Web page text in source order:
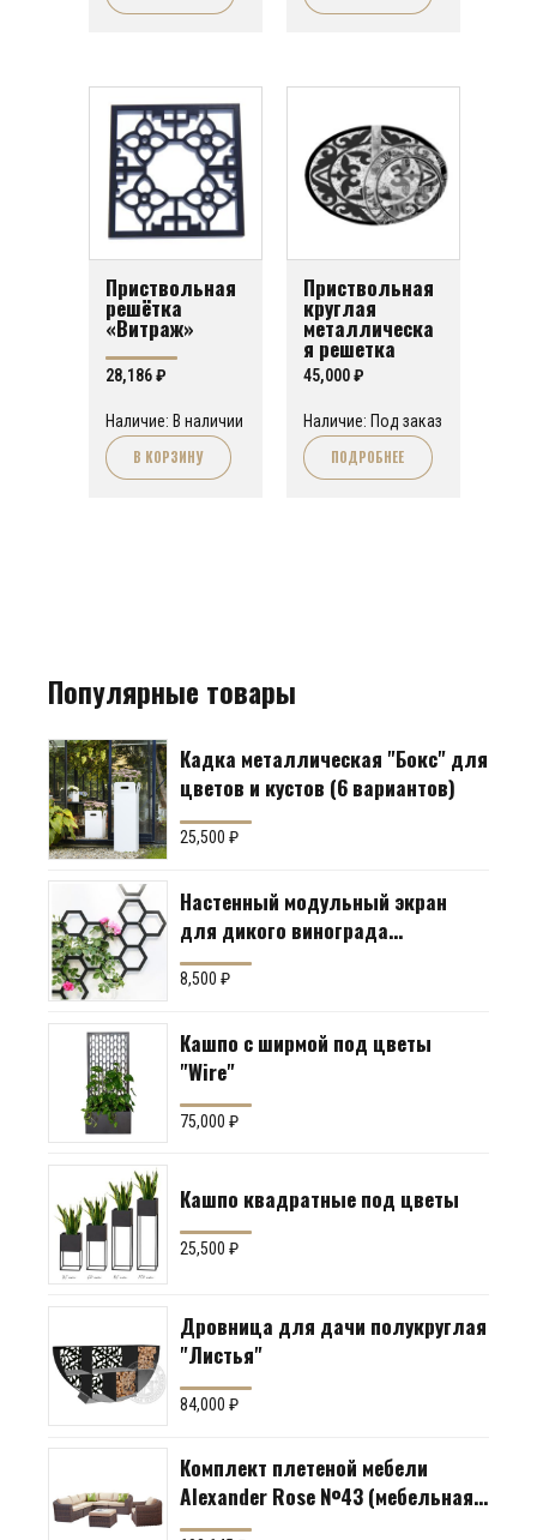
Приствольная
решётка
«Витраж»
28,186₽
Наличие: В наличии
В КОРЗИНУ
Приствольная
круглая
металлическа
я решетка
“Орнамент 8”
45,000₽
Наличие: Под заказ
ПОДРОБНЕЕ
Популярные товары
Кадка металлическая "Бокс" для
цветов и кустов (6 вариантов)
25,500₽
Настенный модульный экран
для дикого винограда
"Коллекция Соты"
8,500₽
Кашпо с ширмой под цветы
"Wire"
75,000₽
Кашпо квадратные под цветы
25,500₽
Дровница для дачи полукруглая
"Листья"
84,000₽
Комплект плетеной мебели
Alexander Rose №43 (мебельная
группа для гостиной или